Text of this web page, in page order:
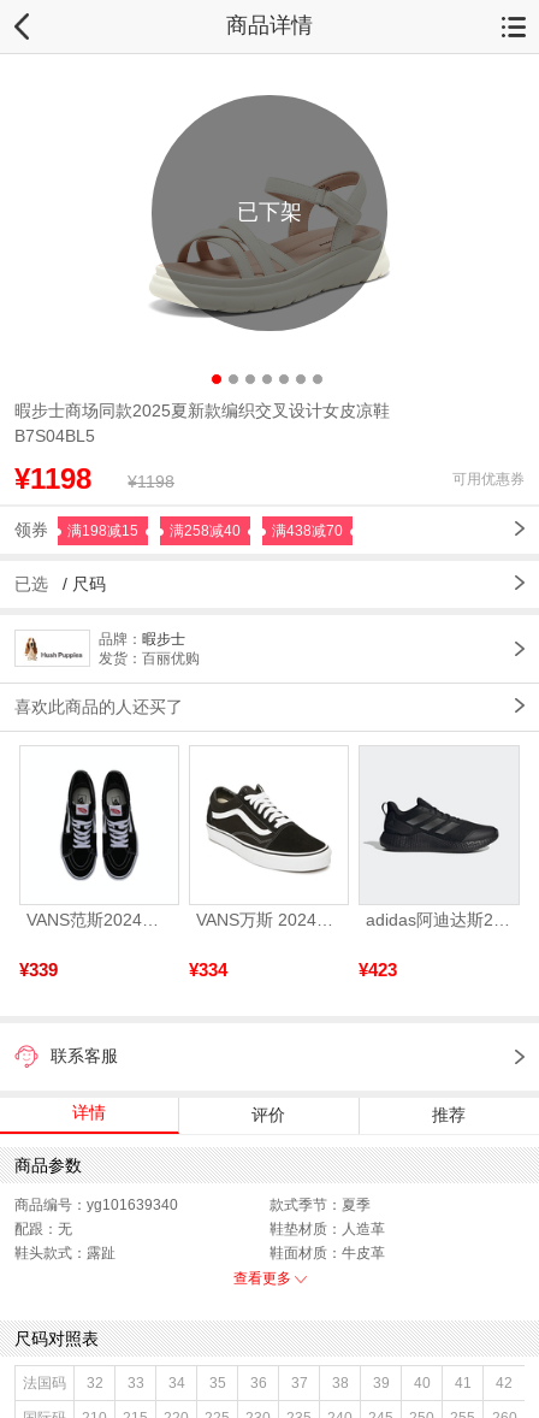
商品详情
已下架
暇步士商场同款2025夏新款编织交叉设计女皮凉鞋
B7S04BL5
¥1198 ¥1198 可用优惠券
领券 满198减15 满258减40 满438减70
已选 / 尺码
品牌： 暇步士
发货：百丽优购
喜欢此商品的人还买了
VANS范斯2024中性SK8-HiCL帆布鞋/硫化鞋VN000D5IB8C
¥339 ¥334 ¥423
联系客服
详情 评价 推荐
商品参数
商品编号：yg101639340
款式季节：夏季
配跟：无
鞋垫材质：人造革
鞋头款式：露趾
鞋面材质：牛皮革
参考鞋长(女)：26.5CM
鞋跟形状：平跟
性别：女子
皮质特征：头层皮
上市时间：2025年夏季
鞋底材质：橡胶发泡底
参考鞋宽(女)：10.5CM
里料材质：猪皮革
防水台高度：3CM
查看更多
尺码对照表
法国码 32 33 34 35 36 37 38 39 40 41 42